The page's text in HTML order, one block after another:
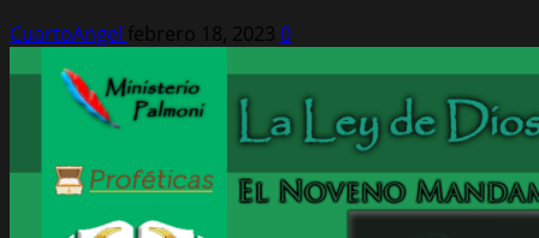
CuartoAngel febrero 18, 2023 0